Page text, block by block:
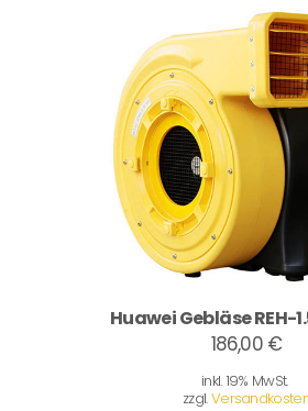
Huawei Gebläse REH-
186,00 €
inkl. 19% MwSt.
zzgl.